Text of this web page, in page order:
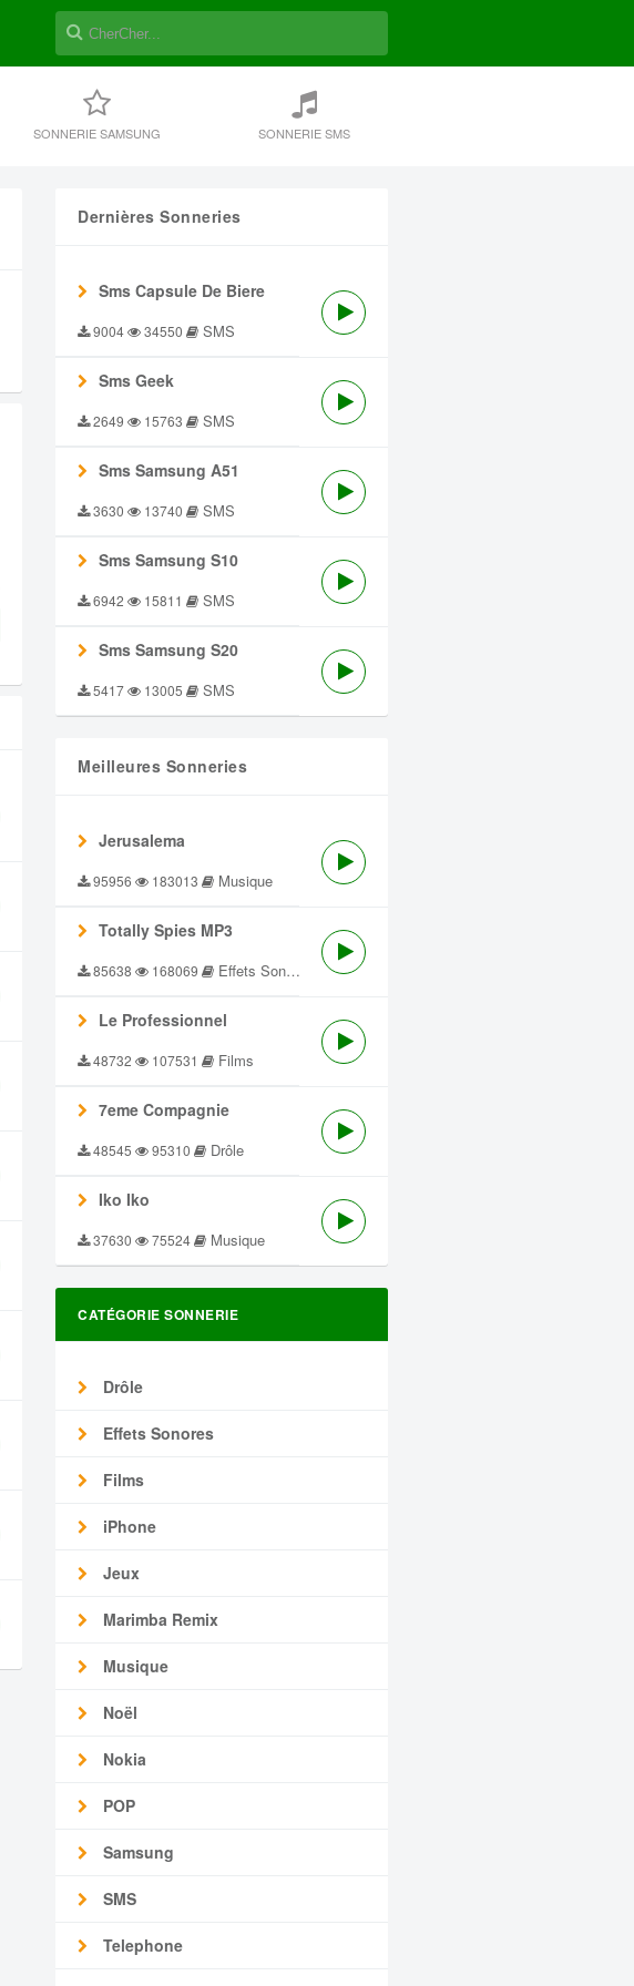
SONNERIE SAMSUNG SONNERIE SMS
Dernières Sonneries
Sms Capsule De Biere
9004 34550 SMS
Sms Geek
2649 15763 SMS
Sms Samsung A51
3630 13740 SMS
Sms Samsung S10
6942 15811 SMS
Sms Samsung S20
5417 13005 SMS
Meilleures Sonneries
Jerusalema
95956 183013 Musique
Totally Spies MP3
85638 168069 Effets Sonores
Le Professionnel
48732 107531 Films
7eme Compagnie
48545 95310 Drôle
Iko Iko
37630 75524 Musique
CATÉGORIE SONNERIE
Drôle
Effets Sonores
Films
iPhone
Jeux
Marimba Remix
Musique
Noël
Nokia
POP
Samsung
SMS
Telephone